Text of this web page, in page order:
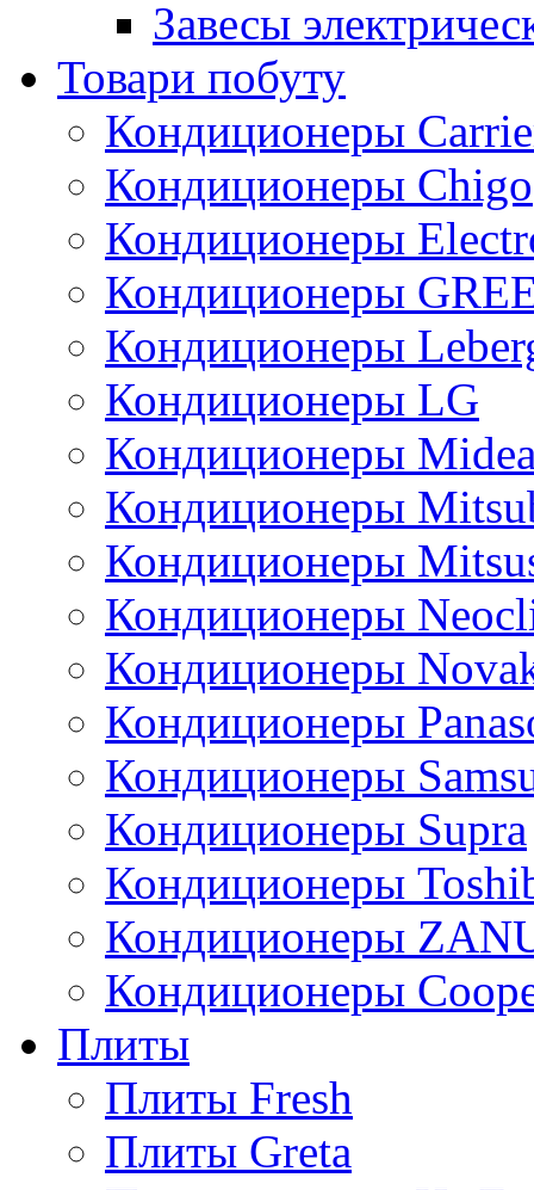
Завесы
Товари побуту
Кондиционеры
Кондиционеры Chigo
Кондиционеры
Кондиционеры
Кондиционеры
Кондиционеры LG
Кондиционеры
Кондиционеры
Кондиционеры
Кондиционеры
Кондиционеры
Кондиционеры
Кондиционеры
Кондиционеры Supra
Кондиционеры
Кондиционеры
Кондиционеры
Плиты
Плиты Fresh
Плиты Greta